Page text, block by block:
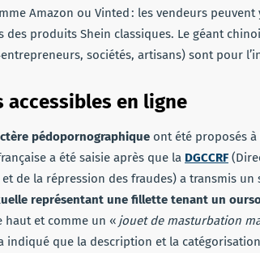
Amazon ou Vinted : les vendeurs
produits Shein classiques. Le géant
sociétés, artisans) sont pour
accessibles en ligne
pédopornographique ont été proposés
a été saisie après que la DGCCRF
de la répression des fraudes) a transmis un
représentant une fillette tenant un
haut et comme un « jouet de masturbation
indiqué que la description et la